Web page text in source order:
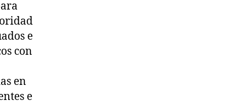
e
con
en
e